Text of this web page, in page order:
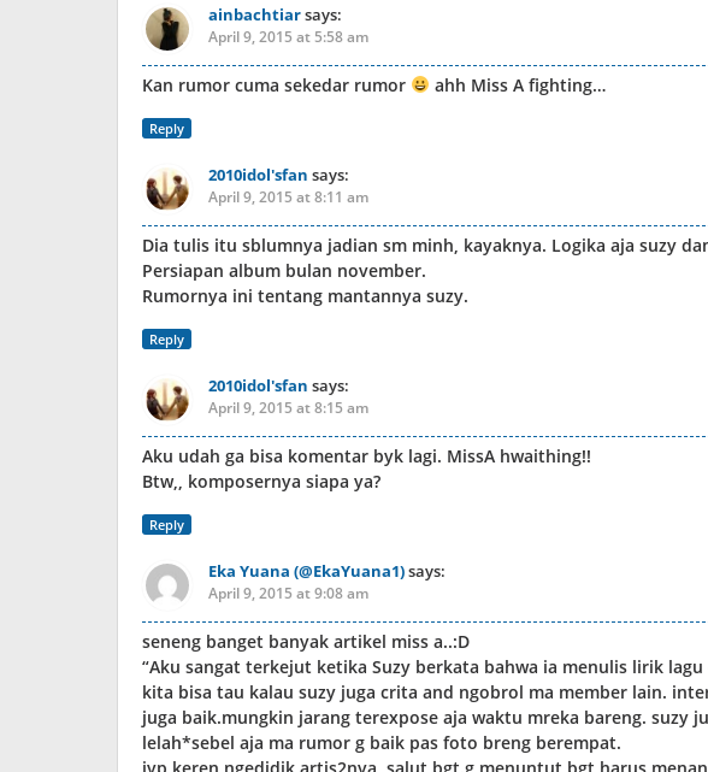
ainbachtiarsays:
April 9, 2015 at 5:58 am
Kan rumor cuma sekedar rumor ahh Miss A fighting…
Reply
2010idol'sfan says:
April 9, 2015 at 8:11 am
Dia tulis itu sblumnya jadian sm minh, kayaknya. Logika aja suzy
Persiapan album bulan november.
Rumornya ini tentang mantannya suzy.
Reply
2010idol'sfan says:
April 9, 2015 at 8:15 am
Aku udah ga bisa komentar byk lagi. MissA hwaithing!!
Btw,, komposernya siapa ya?
Reply
Eka Yuana (@EkaYuana1)says:
April 9, 2015 at 9:08 am
seneng banget banyak artikel miss a..:D
“Aku sangat terkejut ketika Suzy berkata bahwa ia menulis lirik
kita bisa tau kalau suzy juga crita and ngobrol ma member lain.
juga baik.mungkin jarang terexpose aja waktu mreka bareng. suzy
lelah*sebel aja ma rumor g baik pas foto breng berempat.